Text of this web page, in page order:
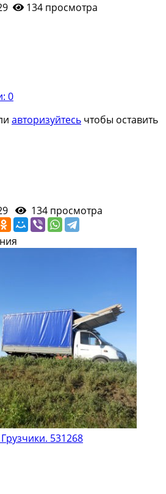
134 просмотра
0
авторизуйтесь чтобы оставить
134 просмотра
531268